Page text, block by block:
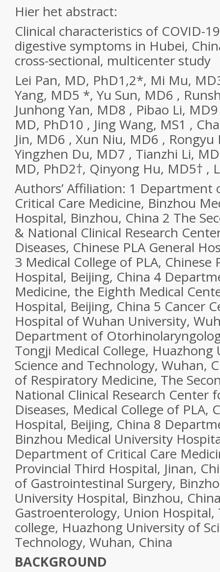
Hier het abstract:
Clinical characteristics of COVID-
digestive symptoms in Hubei,
cross-sectional, multicenter study
Lei Pan, MD, PhD1,2*, Mi Mu,
Yang, MD5 *, Yu Sun, MD6 ,
Junhong Yan, MD8 , Pibao Li,
MD, PhD10 , Jing Wang, MS1 ,
Jin, MD6 , Xun Niu, MD6 , Rongyu
Yingzhen Du, MD7 , Tianzhi Li,
MD, PhD2†, Qinyong Hu, MD5† ,
Authors’ Affiliation: 1 Department
Critical Care Medicine, Binzhou
Hospital, Binzhou, China 2 The
& National Clinical Research
Diseases, Chinese PLA General
3 Medical College of PLA, Chinese
Hospital, Beijing, China 4
Medicine, the Eighth Medical
Hospital, Beijing, China 5 Cancer
Hospital of Wuhan University,
Department of
Tongji Medical College, Huazhong
Science and Technology, Wuhan,
of Respiratory Medicine, The
National Clinical Research Center
Diseases, Medical College of PLA,
Hospital, Beijing, China 8
Binzhou Medical University
Department of Critical Care
Provincial Third Hospital, Jinan,
of Gastrointestinal Surgery,
University Hospital, Binzhou,
Gastroenterology, Union Hospital,
college, Huazhong University of
Technology, Wuhan, China
BACKGROUND